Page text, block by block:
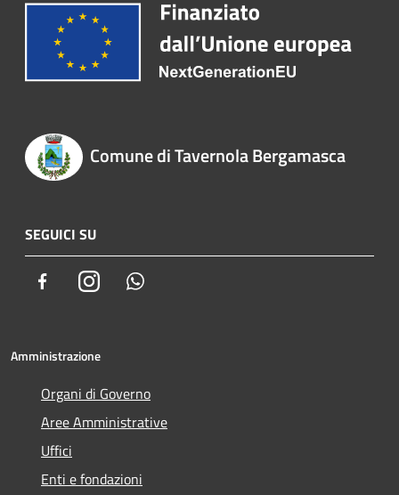
Comune di Tavernola Bergamasca
SEGUICI SU
FacebookInstagram
Amministrazione
Organi di Governo
Aree Amministrative
Uffici
Enti e fondazioni